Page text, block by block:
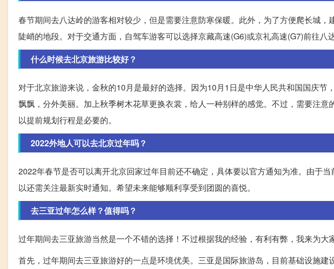
春节期间去八达岭的游客相对较少，但是需要注意防寒保暖。此外，为了方便爬长城
陡峭的地段。对于交通方面，自驾车游客可以选择京藏高速(G6)或京礼高速(G7)前往八达
什么时候去北京旅游比较好？
对于北京旅游来说，金秋的10月是最好的选择。因为10月1日是中华人民共和国国庆节
飘飘，分外美丽。加上秋季树木花草更换衣裳，给人一种别样的感觉。不过，需要注
以提前规划行程是必要的。
2022外地人可以去北京过年吗？
2022年春节是否可以离开北京回家过年目前还不确定，具体要以官方通知为准。由于
以还需关注最新实时通知。希望未来能够顺利享受到团圆的喜悦。
去三亚过年怎么样？值得吗？
过年期间去三亚旅游当然是一个不错的选择！不过根据我的经验，有利有弊，我来为大
首先，过年期间去三亚旅游好的一点是环境优美。三亚是国际旅游岛，目前基础设施建